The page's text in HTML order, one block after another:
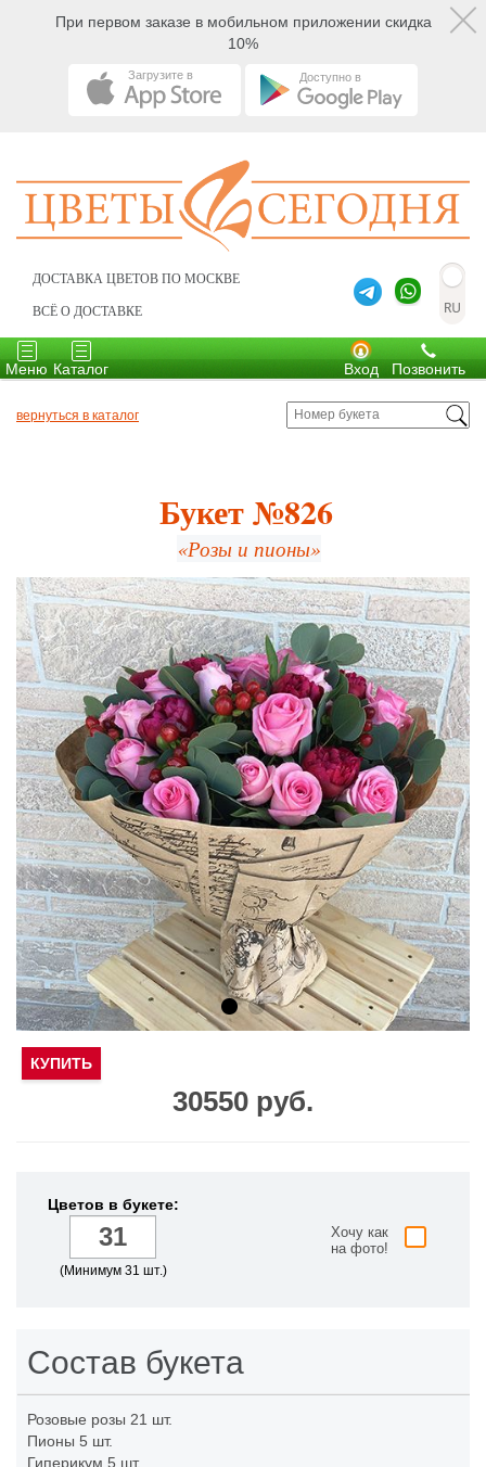
При первом заказе в мобильном приложении скидка
10%
Загрузите в Доступно в
ДОСТАВКА ЦВЕТОВ ПО МОСКВЕ
ВСЁ О ДОСТАВКЕ
Toggle
navigation
Меню
Toggle
navigation
Каталог Позвонить
Вход
вернуться в каталог
Букет №826
«Розы и пионы»
30550 руб.
КУПИТЬ
Цветов в букете:
(Минимум 31 шт.)
Хочу как
на фото!
Состав букета
Розовые розы 21 шт.
Пионы 5 шт.
Гиперикум 5 шт.